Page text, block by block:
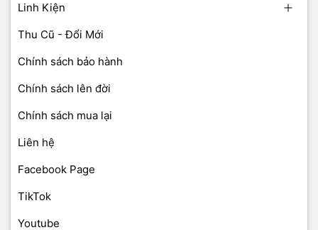
Linh Kiện
Thu Cũ - Đổi Mới
Chính sách bảo hành
Chính sách lên đời
Chính sách mua lại
Liên hệ
Facebook Page
TikTok
Youtube